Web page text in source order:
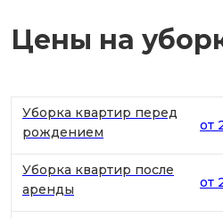
Цены на
Уборка квартир перед
рождением
от
Уборка квартир после
аренды
от